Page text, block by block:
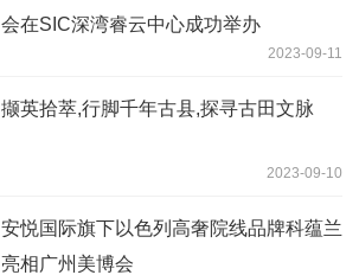
会在SIC深湾睿云中心成功举办
2023-09-11
撷英拾萃,行脚千年古县,探寻古田文脉
2023-09-10
安悦国际旗下以色列高奢院线品牌科蕴兰
亮相广州美博会